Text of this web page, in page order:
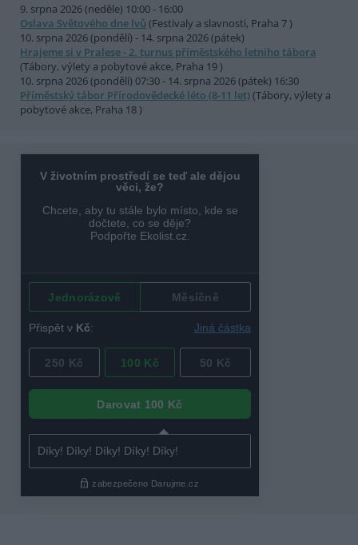
9. srpna 2026 (neděle) 10:00 - 16:00
Oslava Světového dne lvů (Festivaly a slavnosti, Praha 7 )
10. srpna 2026 (pondělí) - 14. srpna 2026 (pátek)
Hrajeme si v Pralese - 2. turnus příměstského letního tábora
(Tábory, výlety a pobytové akce, Praha 19 )
10. srpna 2026 (pondělí) 07:30 - 14. srpna 2026 (pátek) 16:30
Příměstský tábor Přírodovědecké léto (8-11 let)(Tábory, výlety a
pobytové akce, Praha 18 )